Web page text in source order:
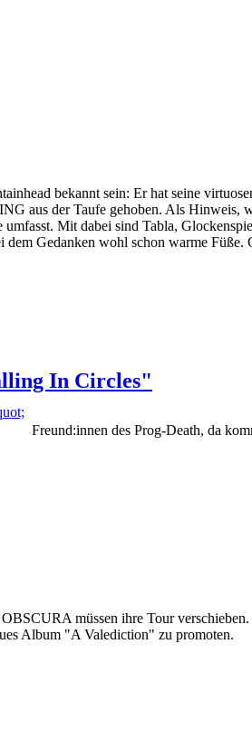
bekannt sein: Er hat seine
aus der Taufe gehoben. Als
Mit dabei sind Tabla,
Gedanken wohl schon warme
In Circles"
Freund:innen des Prog-Death, da
müssen ihre Tour
Album "A Valediction" zu promoten.